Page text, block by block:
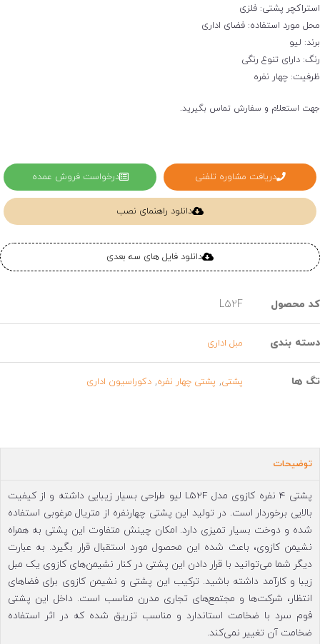
پشتی: فلزی
مورد استفاده: فضای اداری
لیو
دارای تنوع رنگی
چهار نفره
استعلام و سفارش تماس بگیرید.
دریافت مشاوره تلفنی درخواست فروش عمده
دانلود راهنمای نصب
دانلود فایل های سه بعدی
محصول L52F
بندی مبل اداری
ها پشتی, پشتی چهار نفره, دکوراسیون اداری
توضیحات
پشتی 4 نفره کازوی مدل L52F لیو طراحی بسیار زیبایی داشته و از کیفیت
بالایی برخوردار است. در تولید این پشتی چهارنفره از متریال مرغوبی استفاده
شده و دوخت بسیار تمیزی دارد. امکان چینش متفاوت این پشتی به همراه
نشیمن کازوی، باعث شده این محصول مورد استقبال قرار بگیرد. به عبارت
دیگر شما می‌توانید با قرار دادن این پشتی در کنار نشیمن‌های کازوی یک مبل
زیبا و کارآمد داشته باشید. ترکیب این پشتی و نشیمن کازوی برای فضاهای
انتظار، شرکت‌ها و مجتمع‌های تجاری مدرن مناسب است. داخل این پشتی
فوم سرد با ضخامت استاندارد و مناسب تزریق شده که در اثر استفاده
ضخامت آن تغییر نمی‌کند.